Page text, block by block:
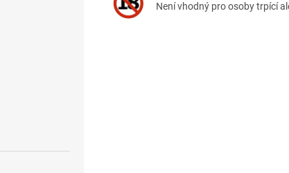
Není vhodný pro osoby trpící